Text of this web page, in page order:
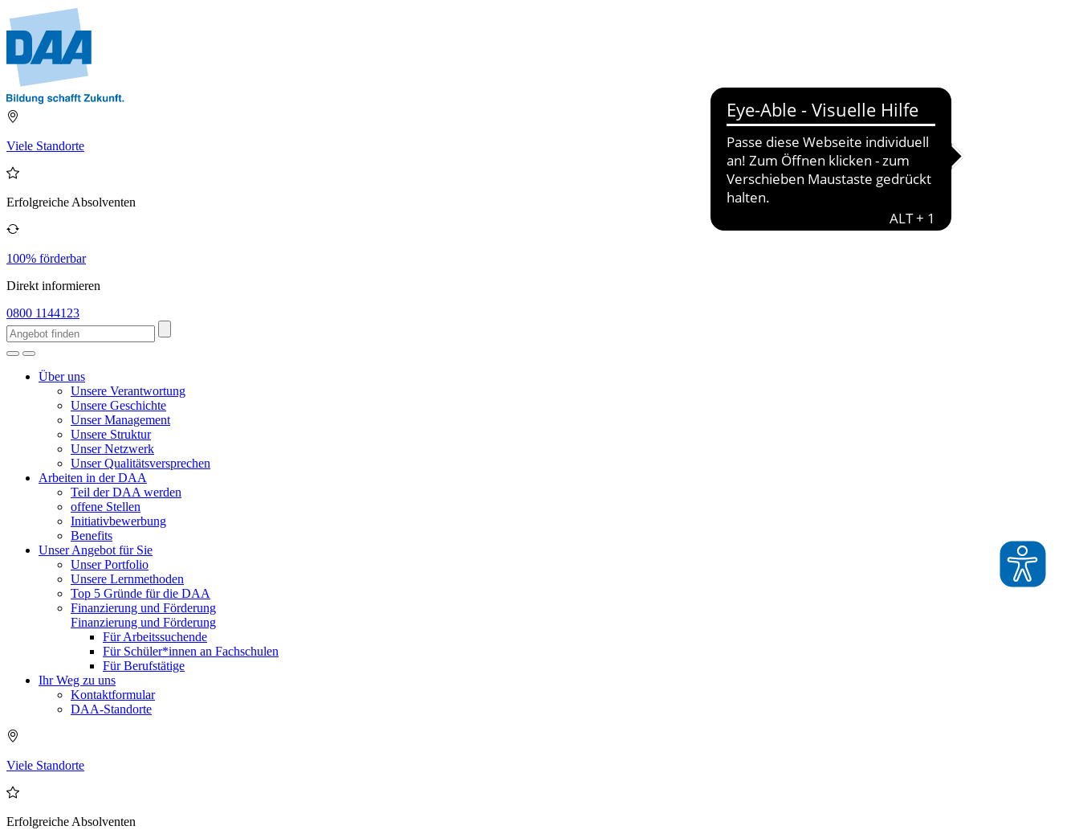
Viele Standorte
Erfolgreiche Absolventen
100% förderbar
Direkt informieren
0800 1144123
Über uns
Unsere Verantwortung
Unsere Geschichte
Unser Management
Unsere Struktur
Unser Netzwerk
Unser Qualitätsversprechen
Arbeiten in der DAA
Teil der DAA werden
offene Stellen
Initiativbewerbung
Benefits
Unser Angebot für Sie
Unser Portfolio
Unsere Lernmethoden
Top 5 Gründe für die DAA
Finanzierung und Förderung
Finanzierung und Förderung
Für Arbeitssuchende
Für Schüler*innen an Fachschulen
Für Berufstätige
Ihr Weg zu uns
Kontaktformular
DAA-Standorte
Viele Standorte
Erfolgreiche Absolventen